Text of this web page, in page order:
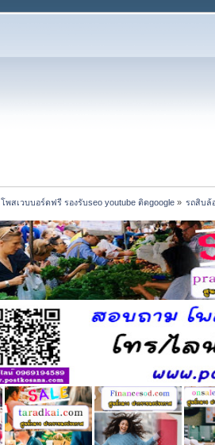
โพสเวบบอร์ดฟรี รองรับseo youtube ติดgoogle» รถสิบล้